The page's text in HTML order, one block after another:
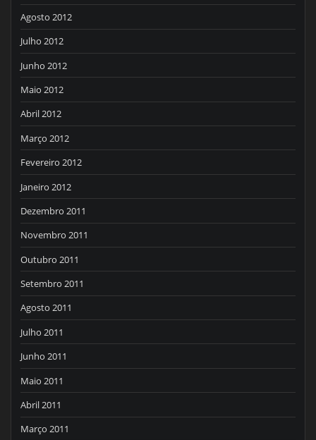
Agosto 2012
Julho 2012
Junho 2012
Maio 2012
Abril 2012
Março 2012
Fevereiro 2012
Janeiro 2012
Dezembro 2011
Novembro 2011
Outubro 2011
Setembro 2011
Agosto 2011
Julho 2011
Junho 2011
Maio 2011
Abril 2011
Março 2011